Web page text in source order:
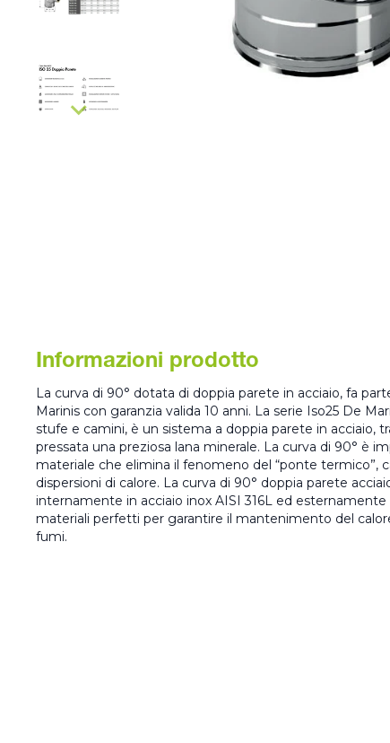
Informazioni prodotto
La curva di 90° dotata di doppia parete in acciaio, fa
Marinis con garanzia valida 10 anni. La serie Iso25 De
stufe e camini, è un sistema a doppia parete in acciaio,
pressata una preziosa lana minerale. La curva di 90° è
materiale che elimina il fenomeno del “ponte termico”,
dispersioni di calore. La curva di 90° doppia parete
internamente in acciaio inox AISI 316L ed esternamente
materiali perfetti per garantire il mantenimento del
fumi.